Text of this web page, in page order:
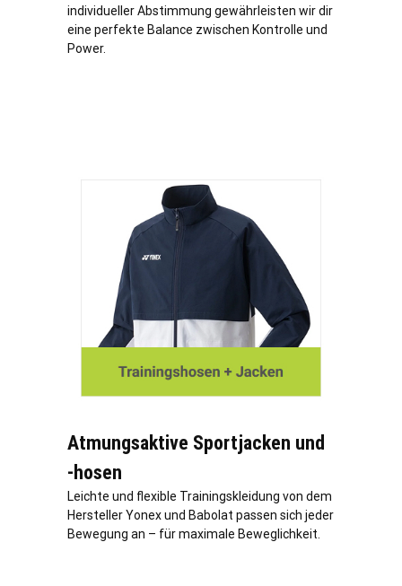
individueller Abstimmung gewährleisten wir dir
eine perfekte Balance zwischen Kontrolle und
Power.
Atmungsaktive Sportjacken und
-hosen
Leichte und flexible Trainingskleidung von dem
Hersteller Yonex und Babolat passen sich jeder
Bewegung an – für maximale Beweglichkeit.